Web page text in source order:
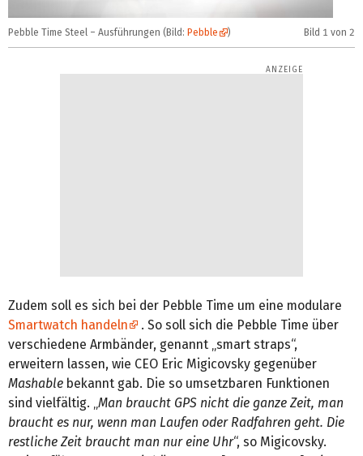
Pebble Time Steel – Ausführungen (Bild: Pebble ) Bild 1 von 2
Zudem soll es sich bei der Pebble Time um eine modulare
Smartwatch handeln
. So soll sich die Pebble Time über
verschiedene Armbänder, genannt „smart straps“,
erweitern lassen, wie CEO Eric Migicovsky gegenüber
Mashable bekannt gab. Die so umsetzbaren Funktionen
sind vielfältig. „Man braucht GPS nicht die ganze Zeit, man
braucht es nur, wenn man Laufen oder Radfahren geht. Die
restliche Zeit braucht man nur eine Uhr“, so Migicovsky.